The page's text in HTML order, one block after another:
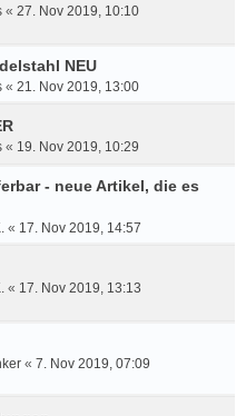
« 27. Nov 2019, 10:10
NEU
« 21. Nov 2019, 13:00
« 19. Nov 2019, 10:29
- neue Artikel, die es
« 17. Nov 2019, 14:57
« 17. Nov 2019, 13:13
« 7. Nov 2019, 07:09